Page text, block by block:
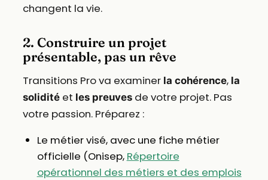
changent la vie.
2. Construire un projet
présentable, pas un rêve
Transitions Pro va examiner la cohérence, la
soliditéet les preuvesde votre projet. Pas
votre passion. Préparez :
Le métier visé, avec une fiche métier
officielle (Onisep, Répertoire
opérationnel des métiers et des emplois